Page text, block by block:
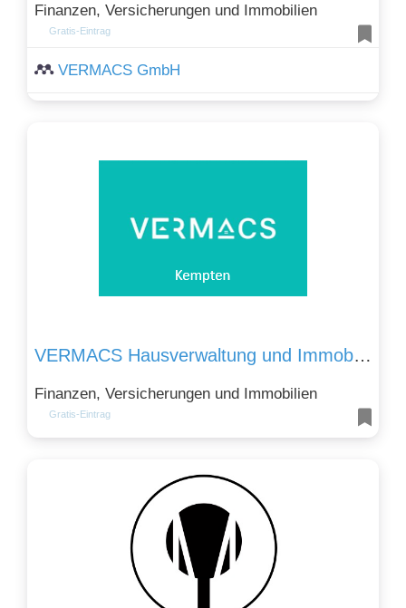
Finanzen, Versicherungen und Immobilien
Gratis-Eintrag
VERMACS GmbH
VERMACS Hausverwaltung und Immobilienmakler in Kempten
Finanzen, Versicherungen und Immobilien
Gratis-Eintrag